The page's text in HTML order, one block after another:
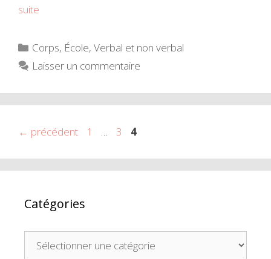
suite
Catégories
Corps, École,Verbal et non verbal
Laisser un commentaire
← précédent Page
1 … Page
3 Page
4
Catégories
Catégories